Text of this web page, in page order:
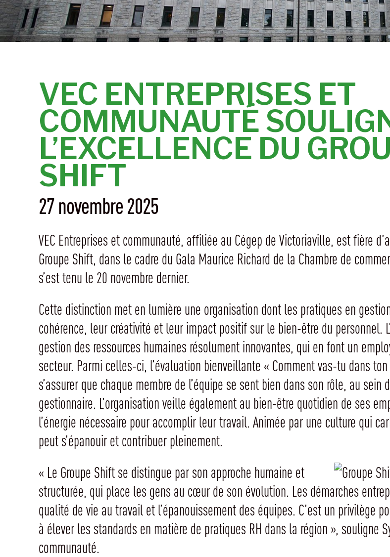
VEC ENTREPRISES ET
COMMUNAUTÉ
L’EXCELLENCE DU
SHIFT
27 novembre 2025
VEC Entreprises et communauté, affiliée au Cégep de Victoriaville, est fière
Groupe Shift, dans le cadre du Gala Maurice Richard de la Chambre de
s’est tenu le 20 novembre dernier.
Cette distinction met en lumière une organisation dont les pratiques en
cohérence, leur créativité et leur impact positif sur le bien-être du personnel.
gestion des ressources humaines résolument innovantes, qui en font un
secteur. Parmi celles-ci, l’évaluation bienveillante « Comment vas-tu dans
s’assurer que chaque membre de l’équipe se sent bien dans son rôle, au
gestionnaire. L’organisation veille également au bien-être quotidien de ses
l’énergie nécessaire pour accomplir leur travail. Animée par une culture qui
peut s’épanouir et contribuer pleinement.
« Le Groupe Shift se distingue par son approche humaine et
structurée, qui place les gens au cœur de son évolution. Les démarches
qualité de vie au travail et l’épanouissement des équipes. C’est un privilège
à élever les standards en matière de pratiques RH dans la région », souligne
communauté.